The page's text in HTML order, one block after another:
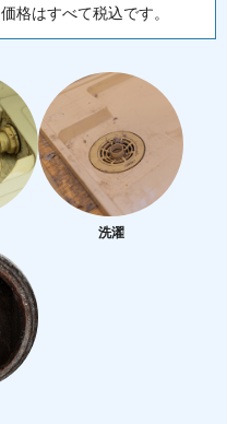
格はすべて税込です。
洗濯